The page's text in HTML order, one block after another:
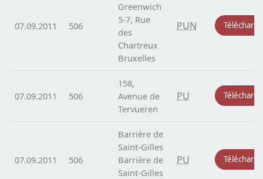
07.09.2011 506
Greenwich
5-7, Rue
des
Chartreux
Bruxelles
PUN
07.09.2011 506
158,
Avenue de
Tervueren
PU
07.09.2011 506
Barrière de
Saint-Gilles
Barrière de
Saint-Gilles
PU